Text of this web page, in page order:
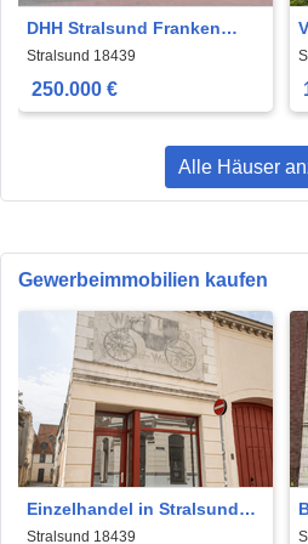
DHH Stralsund Franken
750m2 Grundstück 110m2
Wfl
Stralsund 18439
250.000 €
Alle Häuser
Gewerbeimmobilien kaufen
Einzelhandel in Stralsund
89.000 € 16 m²
Stralsund 18439